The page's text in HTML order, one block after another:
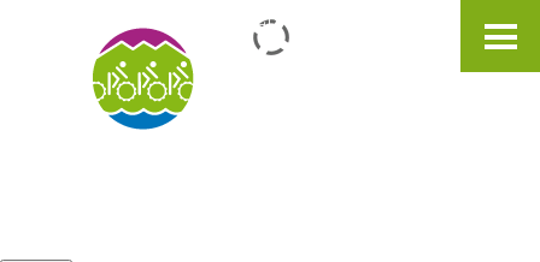
EN